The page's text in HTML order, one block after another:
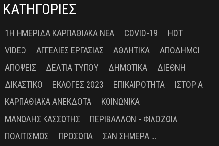
ΚΑΤΗΓΟΡΙΕΣ
1Η ΗΜΕΡΊΔΑ ΚΑΡΠΑΘΙΑΚΆ ΝΈΑ COVID-19
HOT
VIDEO
ΑΓΓΕΛΊΕΣ ΕΡΓΑΣΊΑΣ ΑΘΛΗΤΙΚΆ
ΑΠΌΔΗΜΟΙ
ΑΠΌΨΕΙΣ
ΔΕΛΤΊΑ ΤΎΠΟΥ ΔΗΜΟΤΙΚΆ
ΔΙΕΘΝΉ
ΔΙΚΑΣΤΙΚΌ
ΕΚΛΟΓΈΣ 2023 ΕΠΙΚΑΙΡΌΤΗΤΑ
ΙΣΤΟΡΊΑ
ΚΑΡΠΑΘΙΑΚΆ ΑΝΈΚΔΟΤΑ
ΚΟΙΝΩΝΙΚΆ
ΜΑΝΏΛΗΣ ΚΑΣΣΏΤΗΣ
ΠΕΡΙΒΆΛΛΟΝ - ΦΙΛΟΖΩΊΑ
ΠΟΛΙΤΙΣΜΌΣ
ΠΡΌΣΩΠΑ ΣΑΝ ΣΉΜΕΡΑ ...